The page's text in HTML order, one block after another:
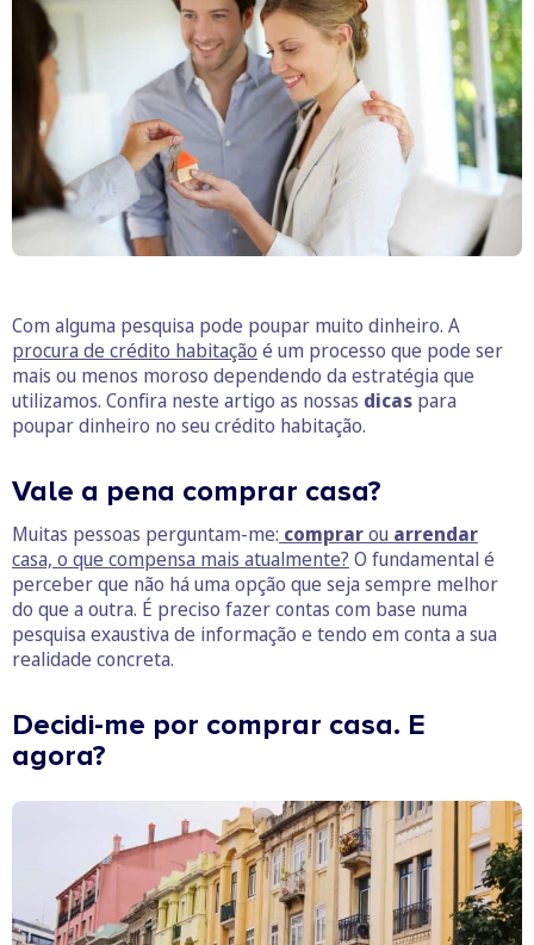
Com alguma pesquisa pode poupar muito dinheiro. A
procura de crédito habitação é um processo que pode ser
mais ou menos moroso dependendo da estratégia que
utilizamos. Confira neste artigo as nossas dicas para
poupar dinheiro no seu crédito habitação.
Vale a pena comprar casa?
Muitas pessoas perguntam-me: comprarou arrendar
casa, o que compensa mais atualmente? O fundamental é
perceber que não há uma opção que seja sempre melhor
do que a outra. É preciso fazer contas com base numa
pesquisa exaustiva de informação e tendo em conta a sua
realidade concreta.
Decidi-me por comprar casa. E
agora?